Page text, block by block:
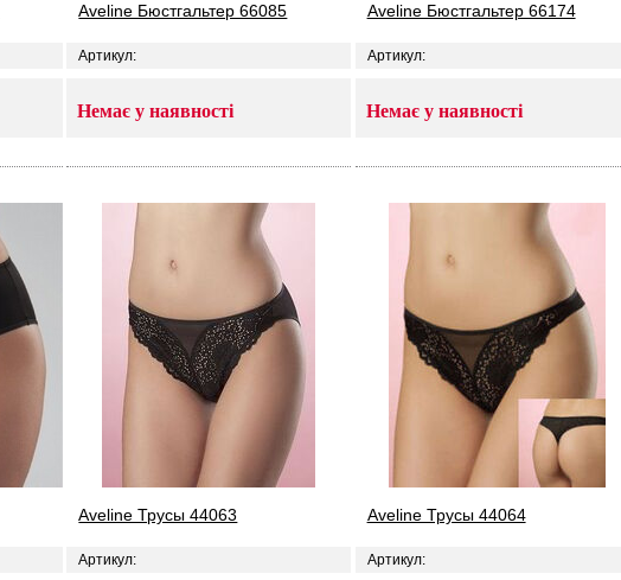
Aveline Бюстгальтер 66085
Артикул:
Немає у наявності
Aveline Бюстгальтер 66174
Артикул:
Немає у наявності
Aveline Трусы 44063
Артикул:
Aveline Трусы 44064
Артикул: